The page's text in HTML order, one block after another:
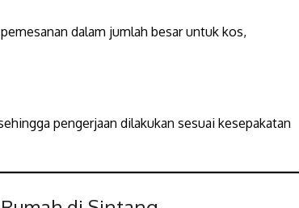
dalam jumlah besar untuk kos,
pengerjaan dilakukan sesuai kesepakatan